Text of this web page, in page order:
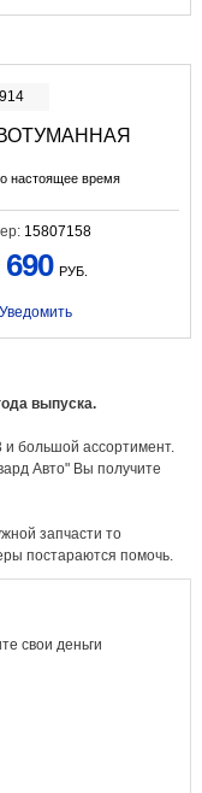
настоящее время
15807158
РУБ.
Уведомить
выпуска.
большой ассортимент.
Авто" Вы получите
запчасти то
постараются помочь.
свои деньги